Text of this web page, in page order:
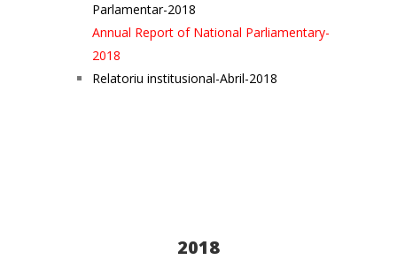
Parlamentar-2018
Annual Report of National Parliamentary-
2018
Relatoriu institusional-Abril-2018
2018